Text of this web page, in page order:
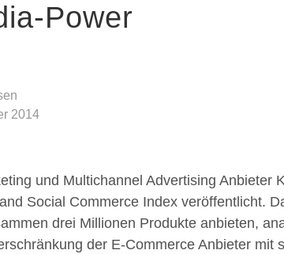
Power
2014
und Multichannel Advertising Anbieter
Social Commerce Index veröffentlicht.
drei Millionen Produkte anbieten,
der E-Commerce Anbieter mit